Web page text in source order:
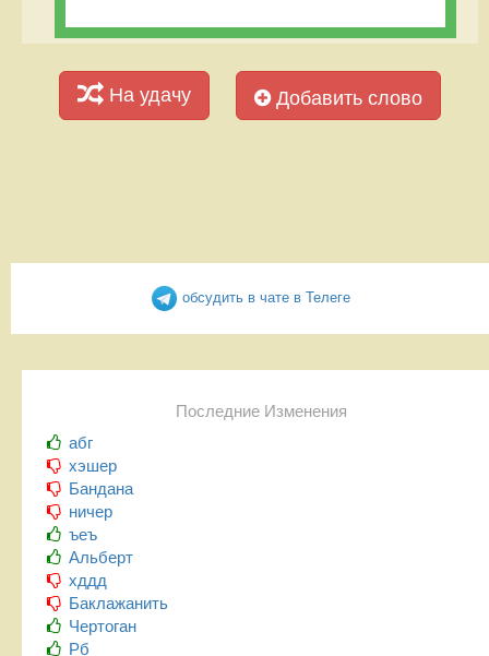
На удачу Добавить слово
обсудить в чате в Телеге
Последние Изменения
абг
хэшер
Бандана
ничер
ъеъ
Альберт
хддд
Баклажанить
Чертоган
Рб